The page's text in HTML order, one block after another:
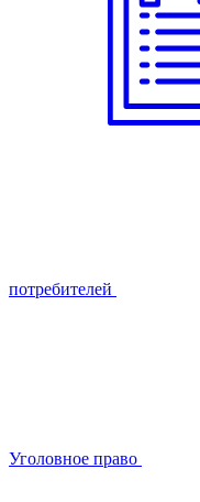
потребителей
Уголовное право